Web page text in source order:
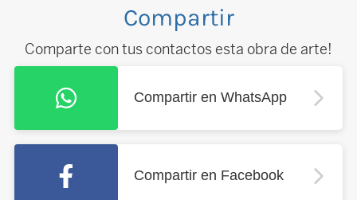
Compartir
Comparte con tus contactos esta obra de arte!
Compartir en WhatsApp
Compartir en Facebook